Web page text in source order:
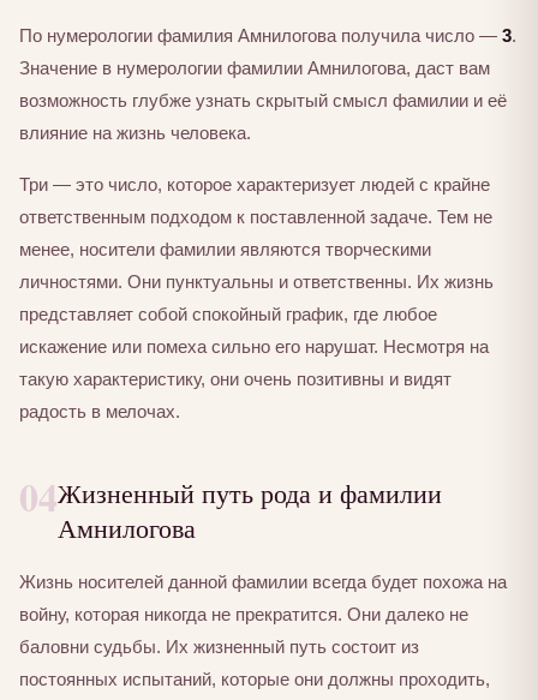
По нумерологии фамилия Амнилогова получила число — 3.
Значение в нумерологии фамилии Амнилогова, даст вам
возможность глубже узнать скрытый смысл фамилии и её
влияние на жизнь человека.
Три — это число, которое характеризует людей с крайне
ответственным подходом к поставленной задаче. Тем не
менее, носители фамилии являются творческими
личностями. Они пунктуальны и ответственны. Их жизнь
представляет собой спокойный график, где любое
искажение или помеха сильно его нарушат. Несмотря на
такую характеристику, они очень позитивны и видят
радость в мелочах.
04Жизненный путь рода и фамилии
Амнилогова
Жизнь носителей данной фамилии всегда будет похожа на
войну, которая никогда не прекратится. Они далеко не
баловни судьбы. Их жизненный путь состоит из
постоянных испытаний, которые они должны проходить,